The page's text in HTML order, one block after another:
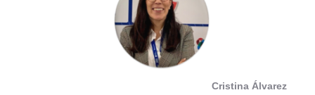
Cristina Álvarez